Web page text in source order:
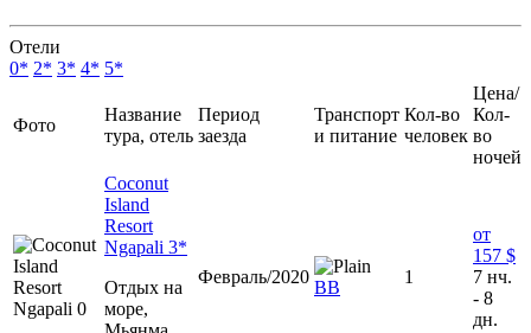
Отели
0* 2* 3* 4* 5*
Фото
Название
тура, отель
Период
заезда
Транспорт
и питание
Кол-во
человек
Цена/
Кол-
во
ночей
Coconut
Island
Resort
Ngapali 3*
Отдых на
море,
Февраль/2020
BB
1
от
157 $
7 нч.
- 8
дн.